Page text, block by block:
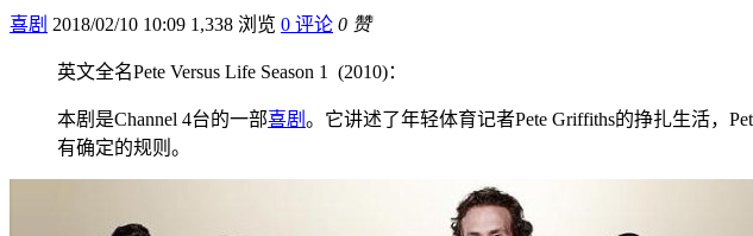
喜剧 2018/02/10 10:09 1,338 浏览 0 评论 0 赞
英文全名Pete Versus Life Season 1 (2010)：
本剧是Channel 4台的一部喜剧 。它讲述了年轻体育记者Pete Griffiths的挣扎生活，
有确定的规则。